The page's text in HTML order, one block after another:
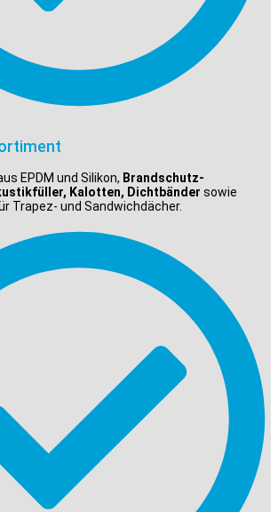
EPDM und Silikon, Brandschutz-
Kalotten, Dichtbänder sowie
Trapez- und Sandwichdächer.